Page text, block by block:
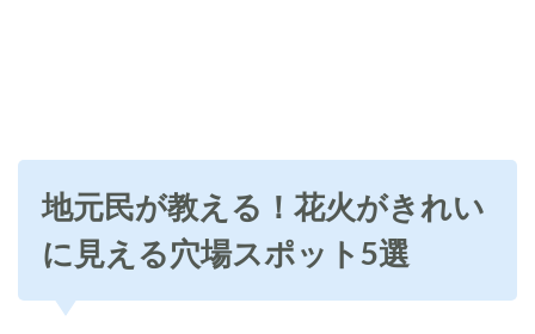
地元民が教える！花火がきれい
に見える穴場スポット5選